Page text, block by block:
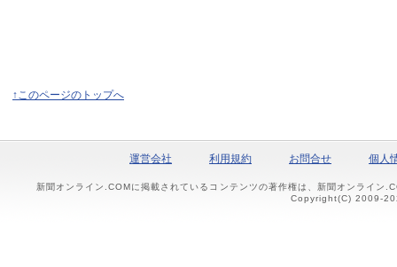
↑このページのトップへ
運営会社 利用規約 お問合せ 個人
新聞オンライン.COMに掲載されているコンテンツの著作権は、新聞オンライン
Copyright(C) 2009-